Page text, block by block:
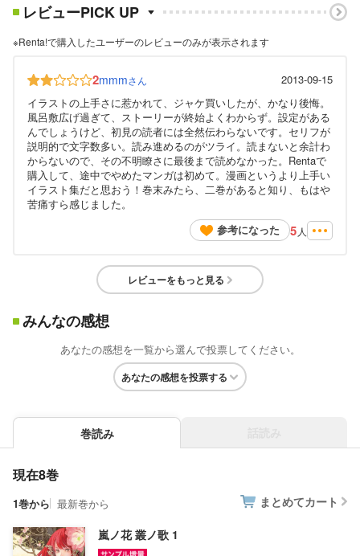
レビューPICK UP
※Renta!で購入したユーザーのレビューのみが表示されます
2mmmさん
2013-09-15
イラストの上手さに惹かれて、ジャケ買いしたが、かなり後悔。
風呂敷広げ過ぎて、ストーリーが終始よくわからず。設定がある
んでしょうけど、初見の読者には全然伝わらないです。セリフが
説明的で文字数多い。読み進めるのがツライ。読まないと余計わ
からないので、その不明瞭さに最後まで読めなかった。Rentaで
購入して、途中でやめたマンガは初めて。漫画というより上手い
イラスト集だと思おう！巻末みたら、二巻があると知り、もはや
苦痛すら感じました。
参考になった
5 人
レビューをもっと見る
みんなの感想
あなたの感想を一覧から選んで投票してください。
あなたの感想を投票する
巻読み
現在8巻
1巻から 最新巻から まとめてカート
嵐ノ花 叢ノ歌 1